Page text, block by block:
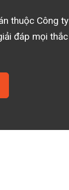
thuộc Công
đáp mọi